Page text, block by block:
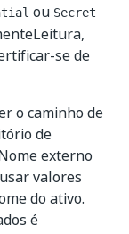
ou Secret
se de
o caminho de
de
externo
valores
do ativo.
é